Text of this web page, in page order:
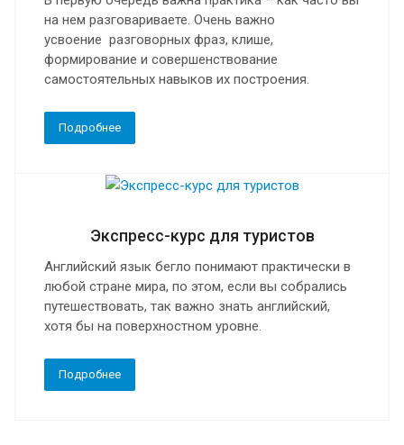
на нем разговариваете. Очень важно
усвоение разговорных фраз, клише,
формирование и совершенствование
самостоятельных навыков их построения.
Подробнее
Экспресс-курс для туристов
Английский язык бегло понимают практически в
любой стране мира, по этом, если вы собрались
путешествовать, так важно знать английский,
хотя бы на поверхностном уровне.
Подробнее